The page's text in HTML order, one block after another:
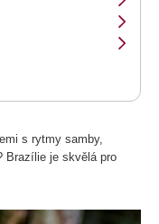
s rytmy samby,
Brazílie je skvělá pro